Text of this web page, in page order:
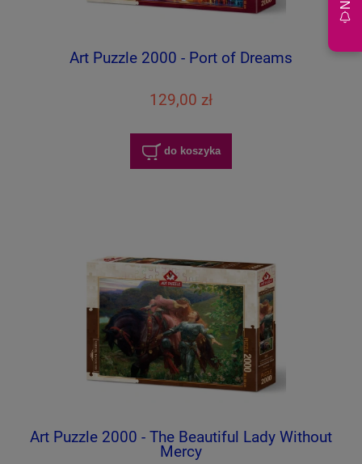
Art Puzzle 2000 - Port of Dreams
129,00 zł
do koszyka
Art Puzzle 2000 - The Beautiful Lady Without
Mercy